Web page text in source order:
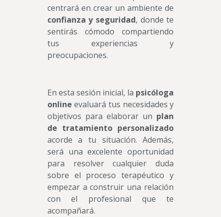
centrará en crear un ambiente de
confianza y seguridad, donde te
sentirás cómodo compartiendo
tus experiencias y
preocupaciones.
En esta sesión inicial, la psicóloga
online evaluará tus necesidades y
objetivos para elaborar un plan
de tratamiento personalizado
acorde a tu situación. Además,
será una excelente oportunidad
para resolver cualquier duda
sobre el proceso terapéutico y
empezar a construir una relación
con el profesional que te
acompañará.